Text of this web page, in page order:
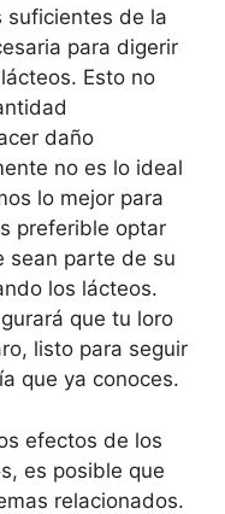
suficientes de la
para digerir
Esto no
daño
no es lo ideal
lo mejor para
preferible optar
sean parte de su
los lácteos.
que tu loro
listo para seguir
que ya conoces.
efectos de los
es posible que
relacionados.